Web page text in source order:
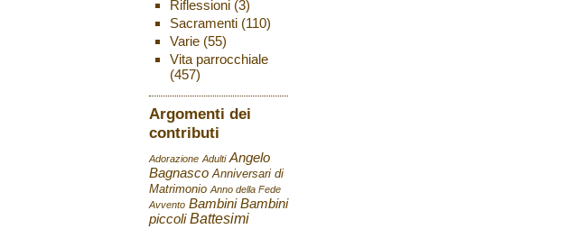
Riflessioni(3)
Sacramenti(110)
Varie(55)
Vita parrocchiale
(457)
Argomenti dei
contributi
Adorazione Adulti Angelo
Bagnasco Anniversari di
Matrimonio Anno della Fede
Avvento Bambini Bambini
piccoli Battesimi